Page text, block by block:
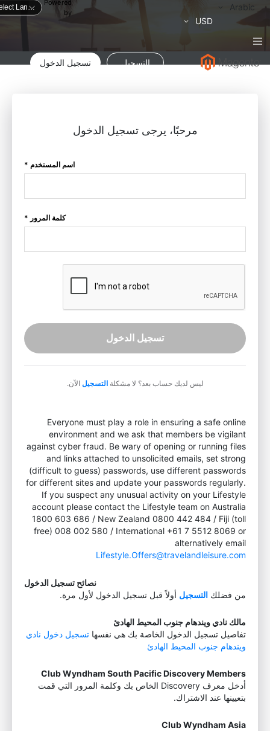
Powered
by
لغة
Arabic
العملة
USD
التسجيل تسجيل الدخول
مرحبًا، يرجى تسجيل الدخول
اسم المستخدم *
كلمة المرور *
تسجيل الدخول
ليس لديك حساب بعد؟ لا مشكلةالتسجيل الآن.
Everyone must play a role in ensuring a safe online
environment and we ask that members be vigilant
against cyber fraud. Be wary of opening or running files
and links attached to unsolicited emails, set strong
(difficult to guess) passwords, use different passwords
for different sites and update your passwords regularly.
If you suspect any unusual activity on your Lifestyle
account please contact the Lifestyle team on Australia
1800 603 686 / New Zealand 0800 442 484 / Fiji (toll
free) 008 002 580 / International +61 7 5512 8069 or
alternatively email
Lifestyle.Offers@travelandleisure.com
نصائح تسجيل الدخول
من فضلك التسجيل أولاً قبل تسجيل الدخول لأول مرة.
مالك نادي ويندهام جنوب المحيط الهادئ
تفاصيل تسجيل الدخول الخاصة بك هي نفسها تسجيل دخول نادي
ويندهام جنوب المحيط الهادئ
Club Wyndham South Pacific Discovery Members
أدخل معرف Discovery الخاص بك وكلمة المرور التي قمت
بتعيينها عند الاشتراك.
Club Wyndham Asia